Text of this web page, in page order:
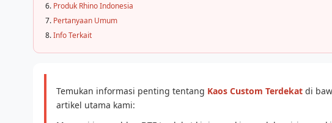
Produk Rhino Indonesia
Pertanyaan Umum
Info Terkait
Temukan informasi penting tentang Kaos Custom Terdekat di
artikel utama kami: